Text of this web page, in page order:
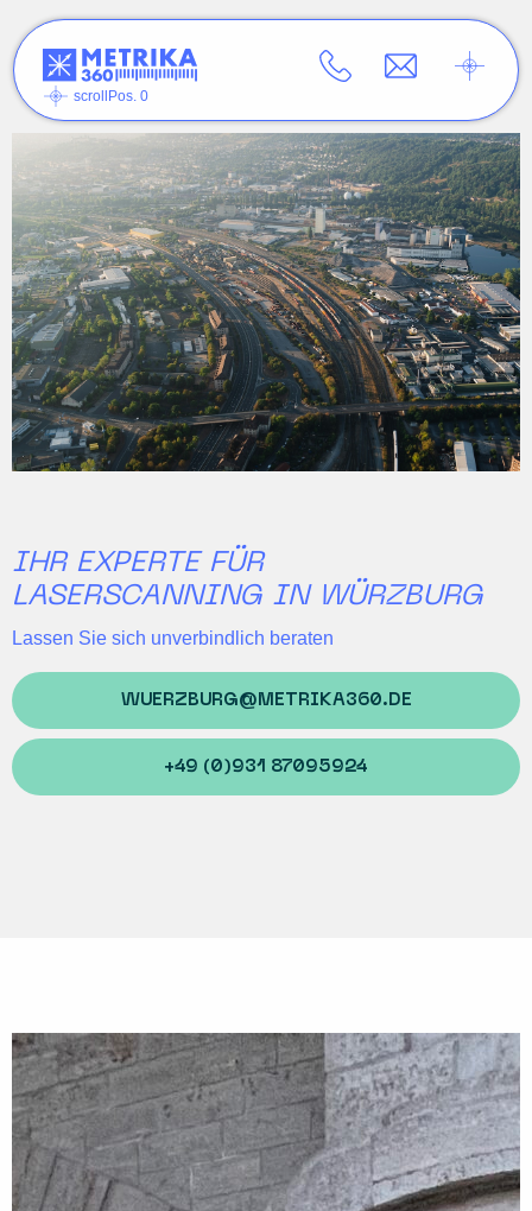
scrollPos. 0
IHR EXPERTE FÜR
LASERSCANNING IN WÜRZBURG
Lassen Sie sich unverbindlich beraten
WUERZBURG@METRIKA360.DE
+49 (0)931 87095924